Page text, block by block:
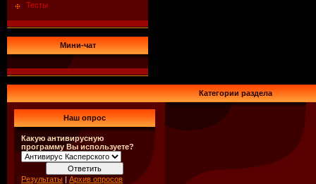
Тесты
Мини-чат
Категории раздела
Наш опрос
Какую антивирусную
программу Вы используете?
Результаты | Архив опросов